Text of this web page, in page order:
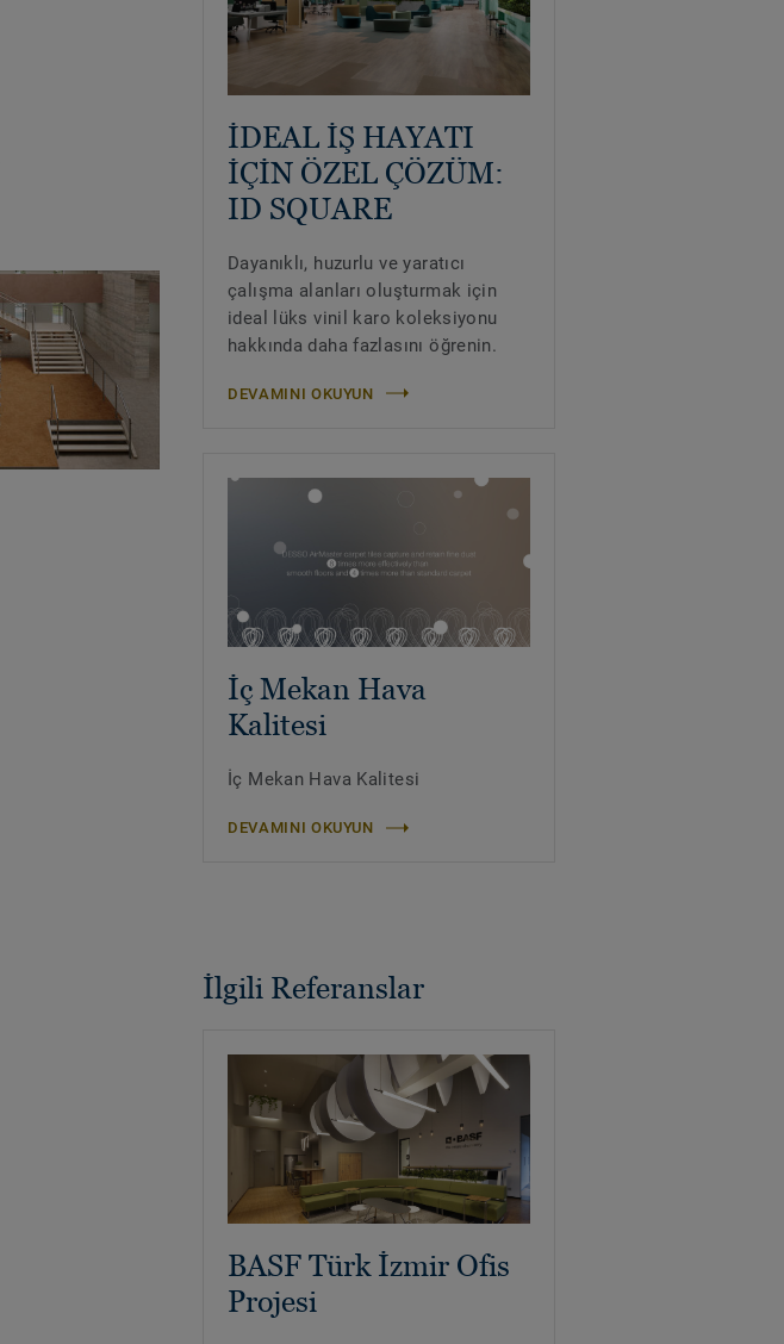
İDEAL İŞ HAYATI
İÇİN ÖZEL ÇÖZÜM:
ID SQUARE
Dayanıklı, huzurlu ve yaratıcı
çalışma alanları oluşturmak için
ideal lüks vinil karo koleksiyonu
hakkında daha fazlasını öğrenin.
DEVAMINI OKUYUN
İç Mekan Hava
Kalitesi
İç Mekan Hava Kalitesi
DEVAMINI OKUYUN
İlgili Referanslar
BASF Türk İzmir Ofis
Projesi